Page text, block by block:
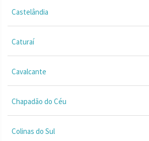
Castelândia
Caturaí
Cavalcante
Chapadão do Céu
Colinas do Sul